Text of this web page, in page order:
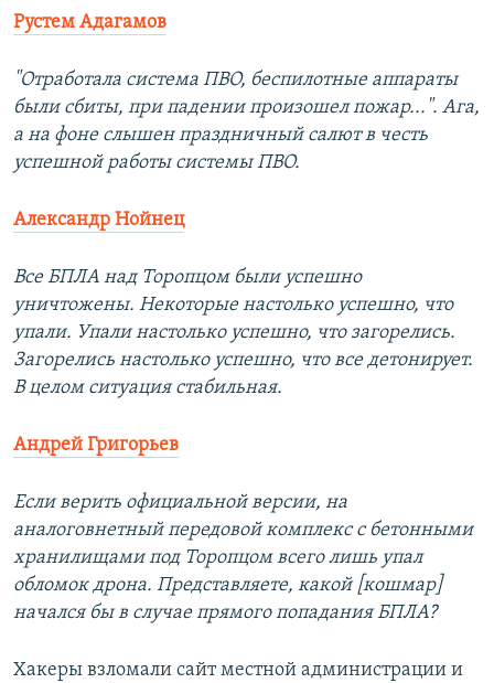
Рустем Адагамов
"Отработала система ПВО, беспилотные аппараты
были сбиты, при падении произошел пожар...". Ага,
а на фоне слышен праздничный салют в честь
успешной работы системы ПВО.
Александр Нойнец
Все БПЛА над Торопцом были успешно
уничтожены. Некоторые настолько успешно, что
упали. Упали настолько успешно, что загорелись.
Загорелись настолько успешно, что все детонирует.
В целом ситуация стабильная.
Андрей Григорьев
Если верить официальной версии, на
аналоговнетный передовой комплекс с бетонными
хранилищами под Торопцом всего лишь упал
обломок дрона. Представляете, какой [кошмар]
начался бы в случае прямого попадания БПЛА?
Хакеры взломали сайт местной администрации и